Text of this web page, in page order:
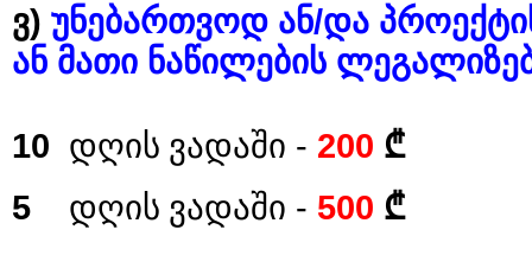
ვ) უნებართვოდ ან/და
ან მათი ნაწილების
10 დღის ვადაში - 200 ₾
5
დღის ვადაში - 500 ₾